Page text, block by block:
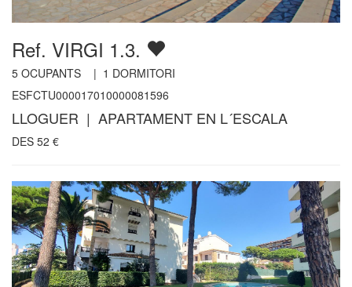
Ref. VIRGI 1.3.
5 OCUPANTS | 1 DORMITORI
ESFCTU000017010000081596
LLOGUER | APARTAMENT EN L´ESCALA
DES 52 €